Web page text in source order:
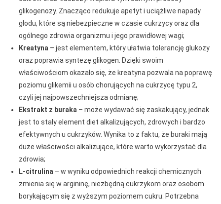
glikogenozy. Znacząco redukuje apetyt i uciążliwe napady
głodu, które są niebezpieczne w czasie cukrzycy oraz dla
ogólnego zdrowia organizmu i jego prawidłowej wagi;
Kreatyna – jest elementem, który ułatwia tolerancję glukozy
oraz poprawia syntezę glikogen. Dzięki swoim
właściwościom okazało się, że kreatyna pozwala na poprawę
poziomu glikemii u osób chorujących na cukrzycę typu 2,
czyli jej najpowszechniejsza odmianę;
Ekstrakt z buraka – może wydawać się zaskakujący, jednak
jest to stały element diet alkalizujących, zdrowych i bardzo
efektywnych u cukrzyków. Wynika to z faktu, że buraki mają
duże właściwości alkalizujące, które warto wykorzystać dla
zdrowia;
L-citrulina – w wyniku odpowiednich reakcji chemicznych
zmienia się w argininę, niezbędną cukrzykom oraz osobom
borykającym się z wyższym poziomem cukru. Potrzebna